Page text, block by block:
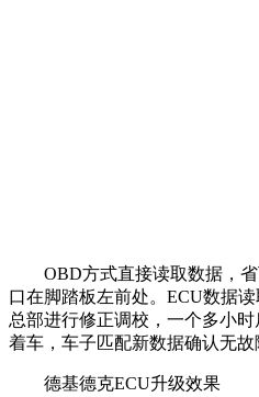
OBD方式直接读取数据，省
口在脚踏板左前处。ECU数据
总部进行修正调校，一个多小
着车，车子匹配新数据确认无故
德基德克ECU升级效果